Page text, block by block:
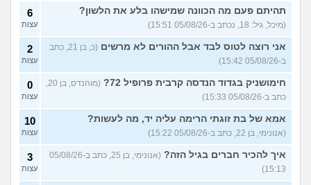
אילו יחידות טכנולוגיות יש?
(אנונימי, בן 17)
2
עצות
החיים בתור סטודנט לרפואה
(אנונימי, בן 20)
9
עצות
הנדסת בניין באריאל או סמי
(יותם, בן 23)
3
עצות
אני מרגישה ממש תקועה, איך
להתמודד? (מאיה, בת 23) עצות
עוד שאלות חדשות במדור
תהיתם פעם מה הכוונה שמישהו בלע את הלשון?
(מיכל, גיל: 18, נכתב ב-05/08/26 15:51)
6
עצות
אני רוצה לטוס לבד אבל ההורים לא מרשים
(כ, בן 21, כתב
ב-05/08/26 15:42)
2
עצות
חימושניק בגדוד הנדסה קרבית פרופיל 72?
(מוהנדס, בן 20,
כתב ב-05/08/26 15:33)
0
עצות
אמא של בת זוגתי הרימה עליה יד, מה לעשות?
(אנונימי, בן 22, כתב ב-05/08/26 15:22)
10
עצות
איך להכיר חברים בגיל הזה?
(אנונימי, בן 25, כתב ב-05/08/26
15:13)
3
עצות